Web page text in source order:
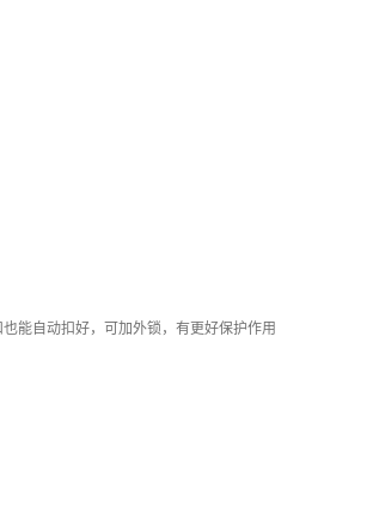
能自动扣好，可加外锁，有更好保护作用